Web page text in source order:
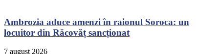
Ambrozia aduce amenzi în raionul Soroca: un
locuitor din Răcovăț sancționat
7 august 2026